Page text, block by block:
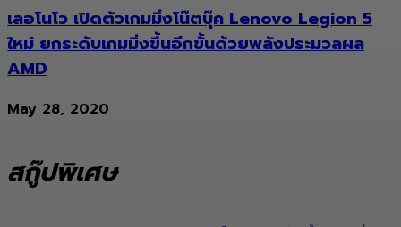
เลอโนโว เปิดตัวเกมมิ่งโน๊ตบุ๊ค Lenovo Legion 5
ใหม่ ยกระดับเกมมิ่งขึ้นอีกขั้นด้วยพลังประมวลผล
AMD
May 28, 2020
สกู๊ปพิเศษ